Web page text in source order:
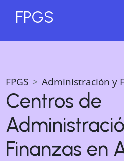
FPGS
FPGS Administración y
Centros de
Finanzas en